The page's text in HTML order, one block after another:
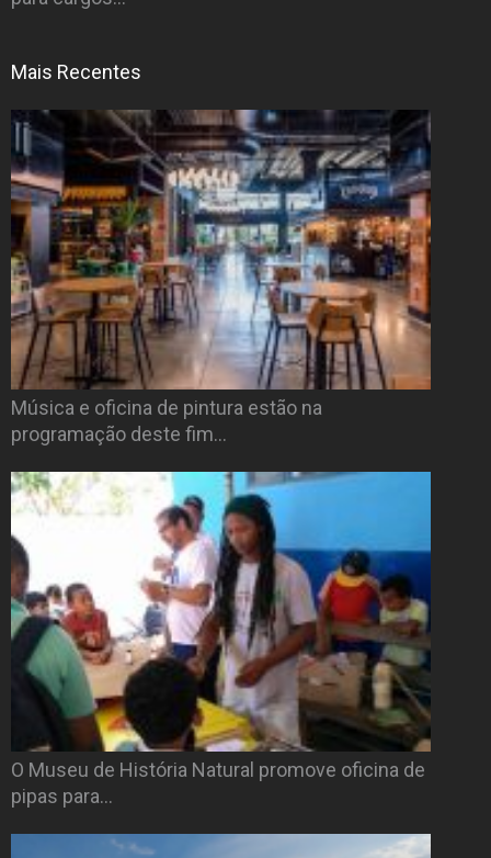
Mais Recentes
Música e oficina de pintura estão na
programação deste fim…
O Museu de História Natural promove oficina de
pipas para…